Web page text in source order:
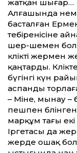
жатқан шығар…
Алғашында
басталған
тебіренісіне
шер-шемен
көлікті
қаңтарды.
бүгінгі күн
аспанды
– Міне, мынау –
пешпен
марқұм тағы екі
Іргетасы да
жерде ошақ